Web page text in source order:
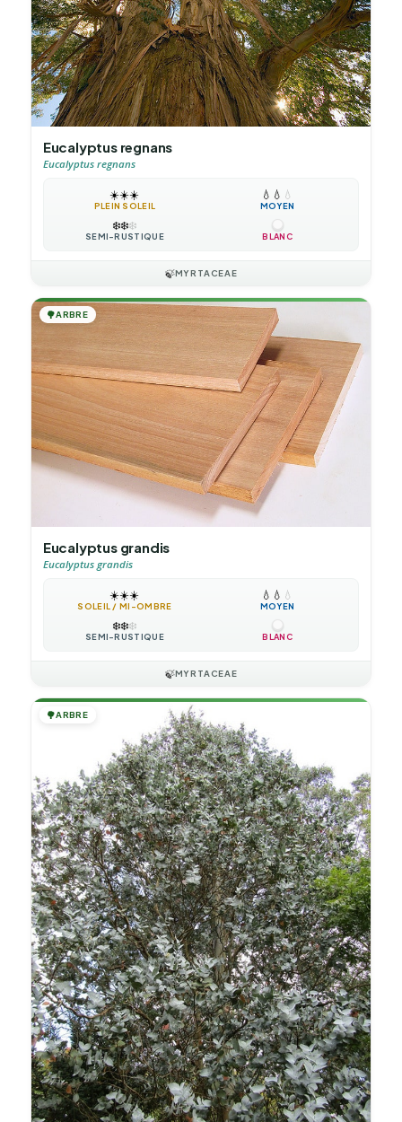
Eucalyptus regnans
Eucalyptus regnans
☀️☀️☀️
PLEIN SOLEIL
💧 💧 💧
MOYEN
❄️❄️❄️
SEMI-RUSTIQUE BLANC
🍃MYRTACEAE
🌳ARBRE
Eucalyptus grandis
Eucalyptus grandis
☀️☀️☀️
SOLEIL / MI-OMBRE
💧 💧 💧
MOYEN
❄️❄️❄️
SEMI-RUSTIQUE BLANC
🍃MYRTACEAE
🌳ARBRE